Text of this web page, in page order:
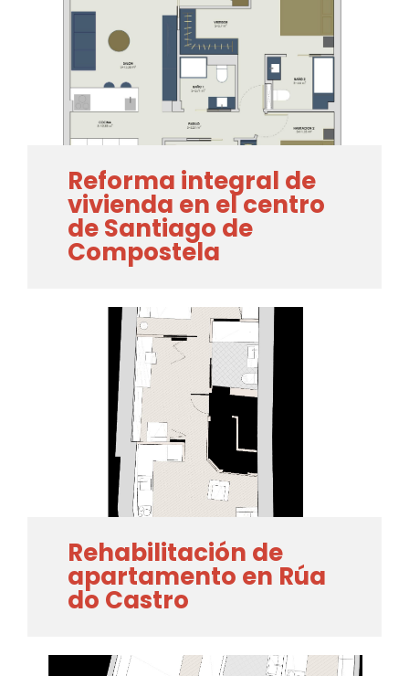
Reforma integral de
vivienda en el centro
de Santiago de
Compostela
Rehabilitación de
apartamento en Rúa
do Castro